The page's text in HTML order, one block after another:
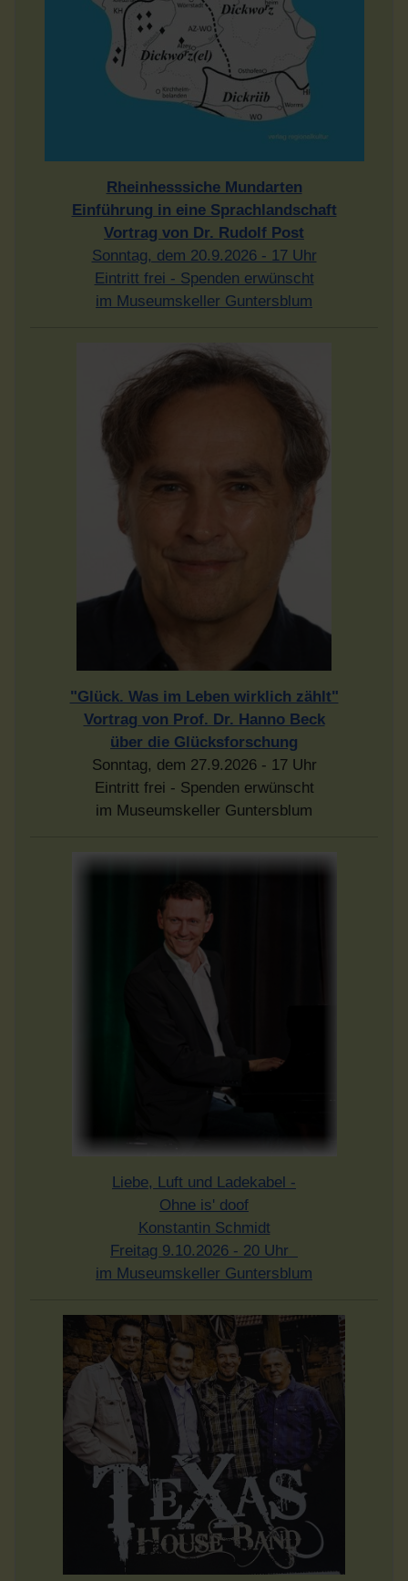
Rheinhesssiche Mundarten
Einführung in eine Sprachlandschaft
Vortrag von Dr. Rudolf Post
Sonntag, dem 20.9.2026 - 17 Uhr
Eintritt frei - Spenden erwünscht
im Museumskeller Guntersblum
"Glück. Was im Leben wirklich zählt"
Vortrag von Prof. Dr. Hanno Beck
über die Glücksforschung
Sonntag, dem 27.9.2026 - 17 Uhr
Eintritt frei - Spenden erwünscht
im Museumskeller Guntersblum
Liebe, Luft und Ladekabel -
Ohne is' doof
Konstantin Schmidt
Freitag 9.10.2026 - 20 Uhr
im Museumskeller Guntersblum